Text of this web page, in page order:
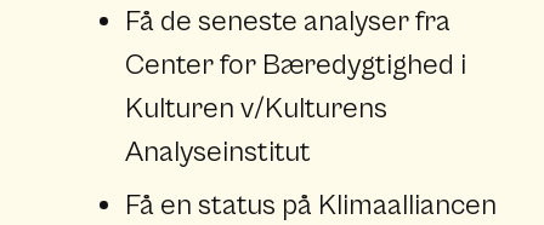
Få de seneste analyser fra
Center for Bæredygtighed i
Kulturen v/Kulturens
Analyseinstitut
Få en status på Klimaalliancen